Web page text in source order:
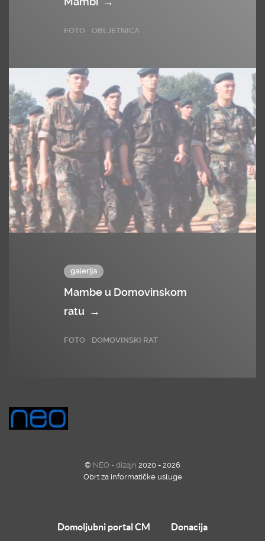
FOTO OBLJETNICA
galerija
Mambe u Domovinskom
ratu →
FOTO DOMOVINSKI RAT
© NEO - dizajn 2020 - 2026
Obrt za informatičke usluge
Domoljubni portal CM Donacija